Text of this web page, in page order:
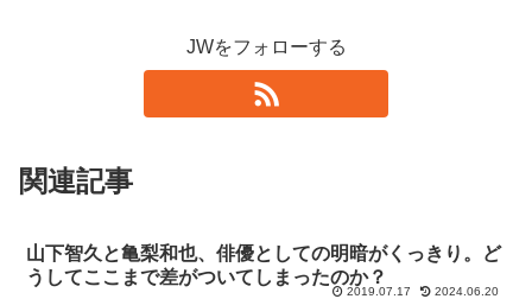
JWをフォローする
関連記事
山下智久と亀梨和也、俳優としての明暗がくっきり。ど
うしてここまで差がついてしまったのか？
2019.07.17
2024.06.20